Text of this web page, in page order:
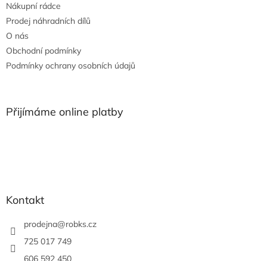
Nákupní rádce
Prodej náhradních dílů
O nás
Obchodní podmínky
Podmínky ochrany osobních údajů
Přijímáme online platby
Kontakt
prodejna@robks.cz
725 017 749
606 592 450